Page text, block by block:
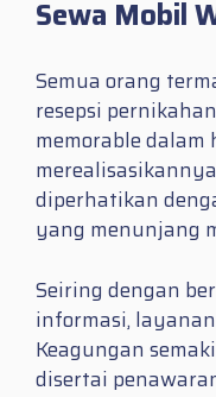
Sewa Mobil
Semua orang
resepsi
memorable dalam
diperhatikan
yang menunjang
Seiring dengan
informasi,
Keagungan
disertai